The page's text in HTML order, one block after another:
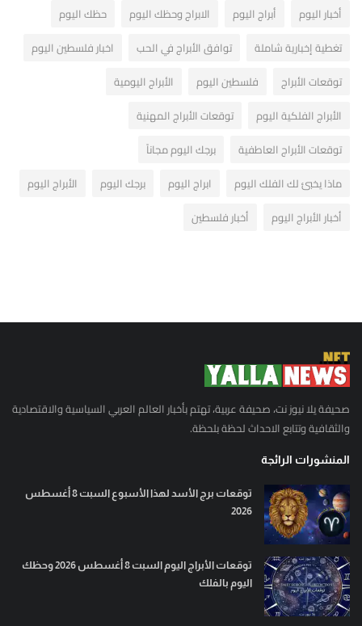
أخبار اليوم أبراج اليوم الابراج وحظك اليوم
حظك اليوم
تغطية إخبارية شاملة
توافق الأبراج في الحب
اخبار فلسطين اليوم
توقعات الأبراج
فلسطين اليوم
الأبراج اليومية
الأبراج الفلكية اليوم
توقعات الأبراج المهنية
توقعات الأبراج العاطفية
برجك اليوم مجاناً
ماذا يخبئ لك الفلك اليوم
ابراج اليوم برجك اليوم
الأبراج اليوم
أخبار الأبراج اليوم
أخبار فلسطين
صحيفة يلا نيوز نت، صحيفة عربية، تهتم بأخبار العالم العربي السياسية والاقتصادية
والثقافية وتتابع الاحداث لحظة بلحظة.
المنشورات الرائجة
توقعات برج الأسد لهذا الأسبوع السبت 8 أغسطس
2026
توقعات الأبراج اليوم السبت 8 أغسطس 2026 وحظك
اليوم بالفلك